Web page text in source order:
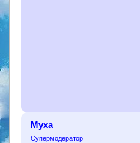
Муха
Супермодератор